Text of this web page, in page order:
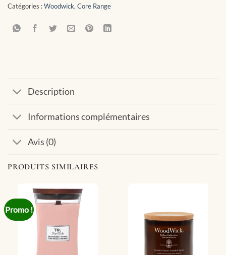
Catégories :Woodwick, Core Range
Description
Informations complémentaires
Avis (0)
PRODUITS SIMILAIRES
Promo !